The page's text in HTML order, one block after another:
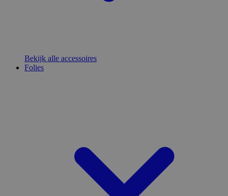
Bekijk alle accessoires
Folies